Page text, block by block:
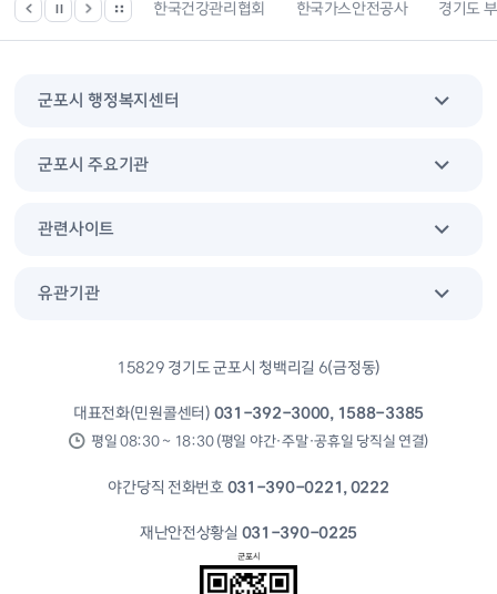
등 위치찾기서비스 한국건강관리협회 한국가스안전공사 경기도
군포시 행정복지센터
군포시 주요기관
관련사이트
유관기관
15829 경기도 군포시 청백리길 6(금정동)
대표전화(민원콜센터) 031-392-3000, 1588-3385
평일 08:30 ~ 18:30 (평일 야간·주말·공휴일 당직실 연결)
야간당직 전화번호031-390-0221, 0222
재난안전상황실 031-390-0225